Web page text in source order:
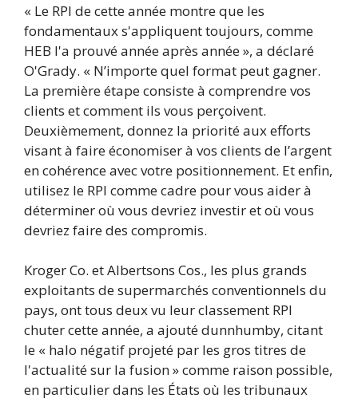
« Le RPI de cette année montre que les
fondamentaux s'appliquent toujours, comme
HEB l'a prouvé année après année », a déclaré
O'Grady. « N’importe quel format peut gagner.
La première étape consiste à comprendre vos
clients et comment ils vous perçoivent.
Deuxièmement, donnez la priorité aux efforts
visant à faire économiser à vos clients de l’argent
en cohérence avec votre positionnement. Et enfin,
utilisez le RPI comme cadre pour vous aider à
déterminer où vous devriez investir et où vous
devriez faire des compromis.
Kroger Co. et Albertsons Cos., les plus grands
exploitants de supermarchés conventionnels du
pays, ont tous deux vu leur classement RPI
chuter cette année, a ajouté dunnhumby, citant
le « halo négatif projeté par les gros titres de
l'actualité sur la fusion » comme raison possible,
en particulier dans les États où les tribunaux